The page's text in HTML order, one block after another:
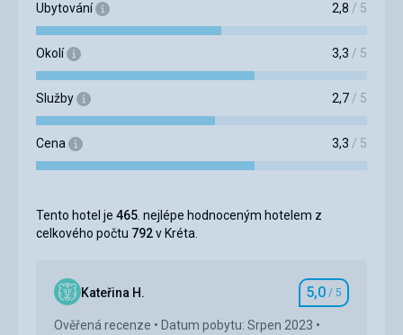
Ubytování 2,8 / 5
Okolí 3,3 / 5
Služby 2,7 / 5
Cena 3,3 / 5
Tento hotel je 465 . nejlépe hodnoceným hotelem z
celkového počtu 792v Kréta.
Kateřina H. Hodnocení
5,0 / 5
Ověřená recenze
Datum pobytu: Srpen 2023